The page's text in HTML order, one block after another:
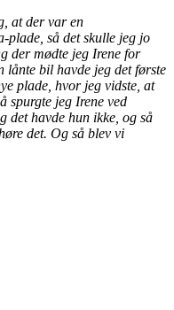
at der var en
plade, så det skulle jeg jo
der mødte jeg Irene for
lånte bil havde jeg det første
plade, hvor jeg vidste, at
spurgte jeg Irene ved
det havde hun ikke, og så
det. Og så blev vi